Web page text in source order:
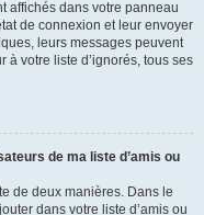
affichés dans votre panneau
de connexion et leur envoyer
leurs messages peuvent
à votre liste d’ignorés, tous ses
de ma liste d’amis ou
de deux manières. Dans le
dans votre liste d’amis ou